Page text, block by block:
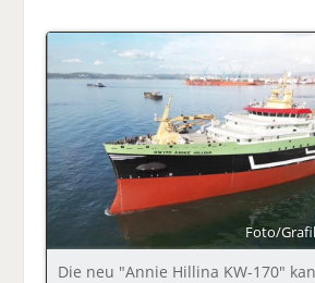
Foto/
Die neu "Annie Hillina KW-170"